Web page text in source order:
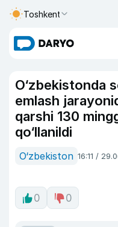
Toshkent
O‘zbekistonda
emlash
qarshi 130
qo‘llanildi
O‘zbekiston 16:11 /
0 0